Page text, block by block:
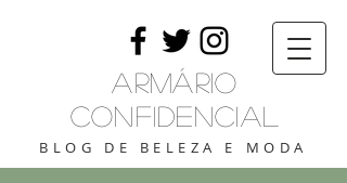
Armário
Confidencial
BLOG DE BELEZA E MODA